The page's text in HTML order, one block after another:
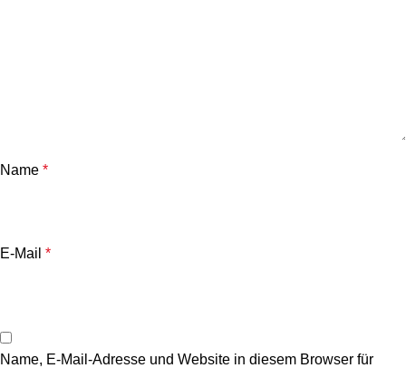
Name *
E-Mail *
Name, E-Mail-Adresse und Website in diesem Browser für